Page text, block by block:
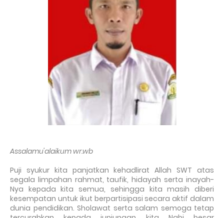
Assalamu'alaikum wr.wb
Puji syukur kita panjatkan kehadlirat Allah SWT atas
segala limpahan rahmat, taufik, hidayah serta inayah-
Nya kepada kita semua, sehingga kita masih diberi
kesempatan untuk ikut berpartisipasi secara aktif dalam
dunia pendidikan. Sholawat serta salam semoga tetap